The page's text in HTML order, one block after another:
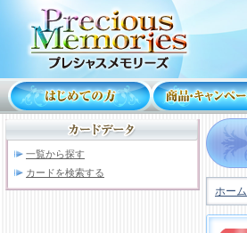
一覧から探す
カードを検索する
ホーム